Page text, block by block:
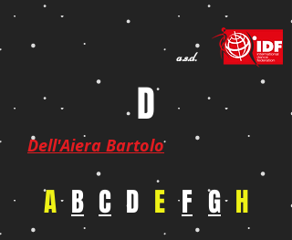
a.s.d.
D
Dell'Aiera Bartolo
A B C D E F G H